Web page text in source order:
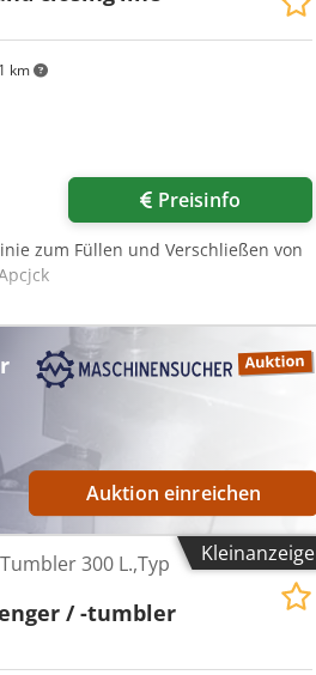
km
Preisinfo
zum Füllen und Verschließen von
Auktion einreichen
Kleinanzeige
300 L.,Typ
/ -tumbler